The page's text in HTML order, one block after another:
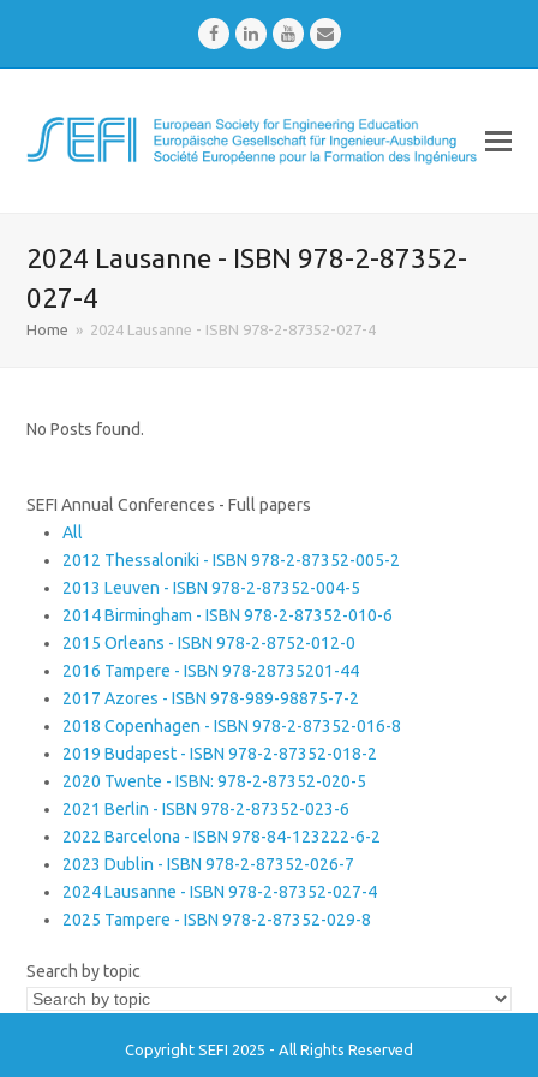
FacebookLinkedInYoutubeEmail
2024 Lausanne - ISBN 978-2-87352-
027-4
Home » 2024 Lausanne - ISBN 978-2-87352-027-4
No Posts found.
SEFI Annual Conferences - Full papers
All
2012 Thessaloniki - ISBN 978-2-87352-005-2
2013 Leuven - ISBN 978-2-87352-004-5
2014 Birmingham - ISBN 978-2-87352-010-6
2015 Orleans - ISBN 978-2-8752-012-0
2016 Tampere - ISBN 978-28735201-44
2017 Azores - ISBN 978-989-98875-7-2
2018 Copenhagen - ISBN 978-2-87352-016-8
2019 Budapest - ISBN 978-2-87352-018-2
2020 Twente - ISBN: 978-2-87352-020-5
2021 Berlin - ISBN 978-2-87352-023-6
2022 Barcelona - ISBN 978-84-123222-6-2
2023 Dublin - ISBN 978-2-87352-026-7
2024 Lausanne - ISBN 978-2-87352-027-4
2025 Tampere - ISBN 978-2-87352-029-8
Search by topic
Copyright SEFI 2025 - All Rights Reserved